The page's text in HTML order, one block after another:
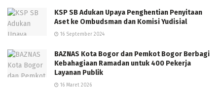
KSP SB Adukan Upaya Penghentian Penyitaan
Aset ke Ombudsman dan Komisi Yudisial
16 September 2024
BAZNAS Kota Bogor dan Pemkot Bogor Berbagi
Kebahagiaan Ramadan untuk 400 Pekerja
Layanan Publik
16 Maret 2026